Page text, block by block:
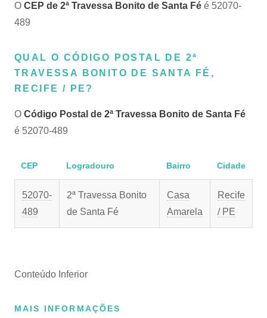
O CEP de 2ª Travessa Bonito de Santa Fé é 52070-
489
QUAL O CÓDIGO POSTAL DE 2ª
TRAVESSA BONITO DE SANTA FÉ,
RECIFE / PE?
O Código Postal de 2ª Travessa Bonito de Santa Fé
é 52070-489
CEP Logradouro Bairro Cidade
52070-
489
2ª Travessa Bonito
de Santa Fé
Casa
Amarela
Recife
/ PE
Conteúdo Inferior
MAIS INFORMAÇÕES